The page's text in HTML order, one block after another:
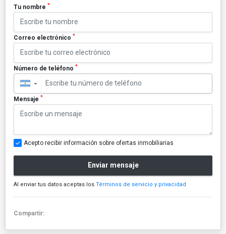
Tu nombre *
Correo electrónico *
Número de teléfono *
▼
Mensaje *
Acepto recibir información sobre ofertas inmobiliarias
Enviar mensaje
Al enviar tus datos aceptas los Términos de servicio y privacidad
Compartir: